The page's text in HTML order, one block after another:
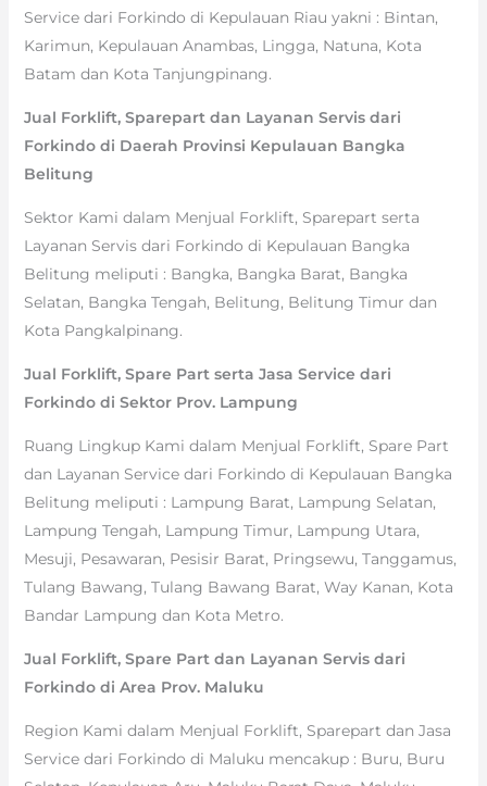
Service dari Forkindo di Kepulauan Riau yakni : Bintan,
Karimun, Kepulauan Anambas, Lingga, Natuna, Kota
Batam dan Kota Tanjungpinang.
Jual Forklift, Sparepart dan Layanan Servis dari
Forkindo di Daerah Provinsi Kepulauan Bangka
Belitung
Sektor Kami dalam Menjual Forklift, Sparepart serta
Layanan Servis dari Forkindo di Kepulauan Bangka
Belitung meliputi : Bangka, Bangka Barat, Bangka
Selatan, Bangka Tengah, Belitung, Belitung Timur dan
Kota Pangkalpinang.
Jual Forklift, Spare Part serta Jasa Service dari
Forkindo di Sektor Prov. Lampung
Ruang Lingkup Kami dalam Menjual Forklift, Spare Part
dan Layanan Service dari Forkindo di Kepulauan Bangka
Belitung meliputi : Lampung Barat, Lampung Selatan,
Lampung Tengah, Lampung Timur, Lampung Utara,
Mesuji, Pesawaran, Pesisir Barat, Pringsewu, Tanggamus,
Tulang Bawang, Tulang Bawang Barat, Way Kanan, Kota
Bandar Lampung dan Kota Metro.
Jual Forklift, Spare Part dan Layanan Servis dari
Forkindo di Area Prov. Maluku
Region Kami dalam Menjual Forklift, Sparepart dan Jasa
Service dari Forkindo di Maluku mencakup : Buru, Buru